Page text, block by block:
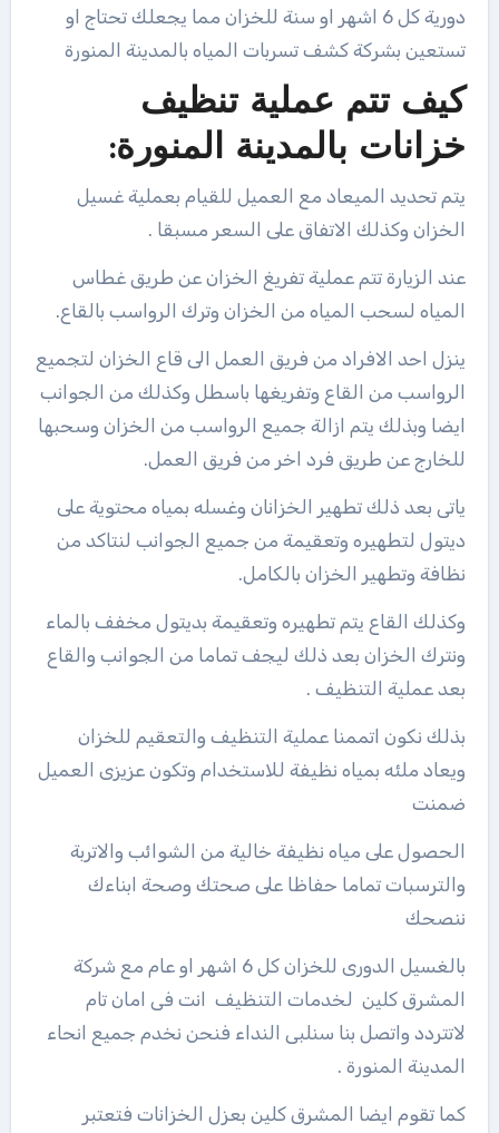
دورية كل 6 اشهر او سنة للخزان مما يجعلك تحتاج او
تستعين بشركة كشف تسربات المياه بالمدينة المنورة
كيف تتم عملية تنظيف
خزانات بالمدينة المنورة:
يتم تحديد الميعاد مع العميل للقيام بعملية غسيل
الخزان وكذلك الاتفاق على السعر مسبقا .
عند الزيارة تتم عملية تفريغ الخزان عن طريق غطاس
المياه لسحب المياه من الخزان وترك الرواسب بالقاع.
ينزل احد الافراد من فريق العمل الى قاع الخزان لتجميع
الرواسب من القاع وتفريغها باسطل وكذلك من الجوانب
ايضا وبذلك يتم ازالة جميع الرواسب من الخزان وسحبها
للخارج عن طريق فرد اخر من فريق العمل.
ياتى بعد ذلك تطهير الخزانان وغسله بمياه محتوية على
ديتول لتطهيره وتعقيمة من جميع الجوانب لنتاكد من
نظافة وتطهير الخزان بالكامل.
وكذلك القاع يتم تطهيره وتعقيمة بديتول مخفف بالماء
ونترك الخزان بعد ذلك ليجف تماما من الجوانب والقاع
بعد عملية التنظيف .
بذلك نكون اتممنا عملية التنظيف والتعقيم للخزان
ويعاد ملئه بمياه نظيفة للاستخدام وتكون عزيزى العميل
ضمنت
الحصول على مياه نظيفة خالية من الشوائب والاتربة
والترسبات تماما حفاظا على صحتك وصحة ابناءك
ننصحك
بالغسيل الدورى للخزان كل 6 اشهر او عام مع شركة
المشرق كلين لخدمات التنظيف انت فى امان تام
لاتتردد واتصل بنا سنلبى النداء فنحن نخدم جميع انحاء
المدينة المنورة .
كما تقوم ايضا المشرق كلين بعزل الخزانات فتعتبر